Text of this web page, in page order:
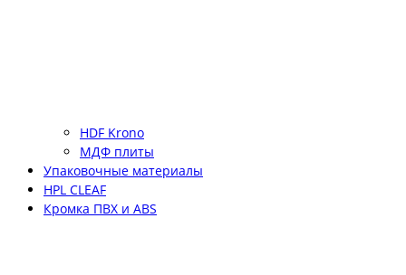
HDF Krono
МДФ плиты
Упаковочные материалы
HPL CLEAF
Кромка ПВХ и ABS